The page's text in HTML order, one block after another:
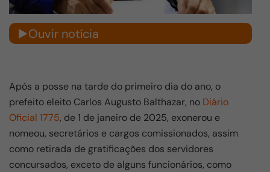
Ouvir notícia
Após a posse na tarde do primeiro dia do ano, o
prefeito eleito Carlos Augusto Balthazar, no Diário
Oficial 1775, de 1 de janeiro de 2025, exonerou e
nomeou, secretários e cargos comissionados, assim
como retirada de gratificações dos servidores
concursados, exceto de alguns funcionários, como